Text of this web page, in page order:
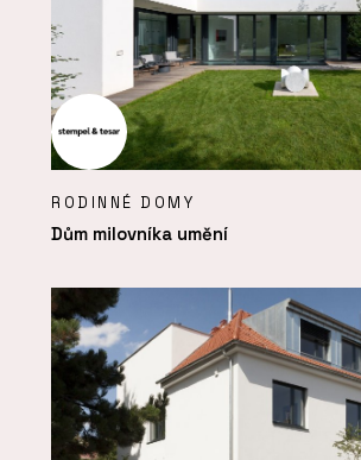
RODINNÉ DOMY
Dům milovníka umění